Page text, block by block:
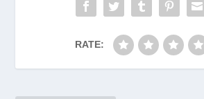
RATE: